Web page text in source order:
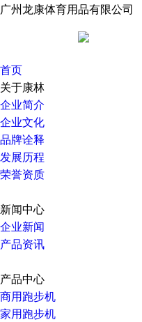
广州龙康体育用品有限公司
首页
关于康林
企业简介
企业文化
品牌诠释
发展历程
荣誉资质
新闻中心
企业新闻
产品资讯
产品中心
商用跑步机
家用跑步机